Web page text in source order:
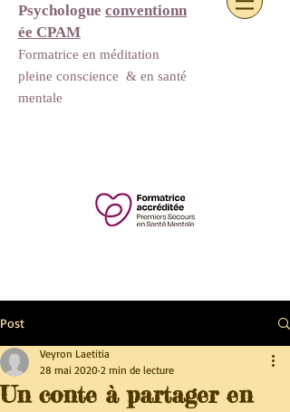
Psychologue conventionn
ée CPAM
Formatrice en méditation
pleine conscience & en santé
mentale
Post
Un conte à partager en
Veyron Laetitia
28 mai 2020 2 min de lecture